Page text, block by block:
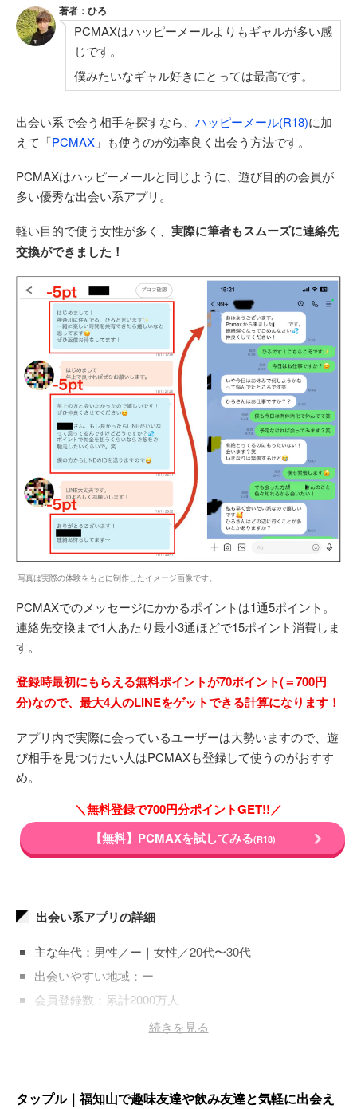
著者：ひろ
PCMAXはハッピーメールよりもギャルが多い感
じです。
僕みたいなギャル好きにとっては最高です。
出会い系で会う相手を探すなら、 ハッピーメール(R18)に加
えて「PCMAX 」も使うのが効率良く出会う方法です。
PCMAXはハッピーメールと同じように、遊び目的の会員が
多い優秀な出会い系アプリ。
軽い目的で使う女性が多く、 実際に筆者もスムーズに連絡先
交換ができました！
写真は実際の体験をもとに制作したイメージ画像です。
PCMAXでのメッセージにかかるポイントは1通5ポイント。
連絡先交換まで1人あたり最小3通ほどで15ポイント消費しま
す。
登録時最初にもらえる無料ポイントが70ポイント(＝700円
分)なので、最大4人のLINEをゲットできる計算になります！
アプリ内で実際に会っているユーザーは大勢いますので、遊
び相手を見つけたい人はPCMAXも登録して使うのがおすす
め。
＼無料登録で700円分ポイントGET!!／
【無料】PCMAXを試してみる(R18)
出会い系アプリの詳細
主な年代：男性／ー｜女性／20代〜30代
出会いやすい地域：ー
会員登録数：累計2000万人
登録料金：男性／無料｜女性／無料
続きを見る
タップル｜福知山で趣味友達や飲み友達と気軽に出会え